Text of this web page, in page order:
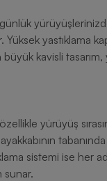
yastıklama
büyük kavisli
yürüyüş
sistemi ise her
sunar.